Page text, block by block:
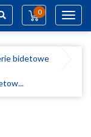
0
bidetowe